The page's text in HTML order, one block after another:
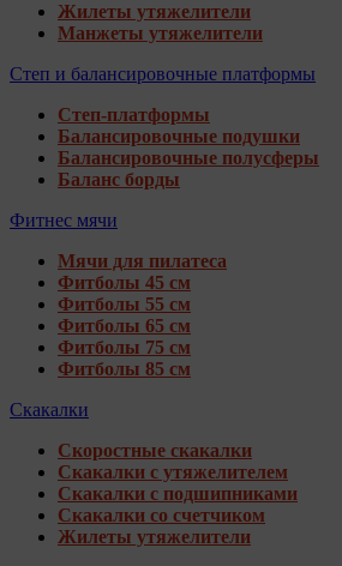
Жилеты утяжелители
Манжеты утяжелители
Степ и балансировочные платформы
Степ-платформы
Балансировочные подушки
Балансировочные полусферы
Баланс борды
Фитнес мячи
Мячи для пилатеса
Фитболы 45 см
Фитболы 55 см
Фитболы 65 см
Фитболы 75 см
Фитболы 85 см
Скакалки
Скоростные скакалки
Скакалки с утяжелителем
Скакалки с подшипниками
Скакалки со счетчиком
Жилеты утяжелители